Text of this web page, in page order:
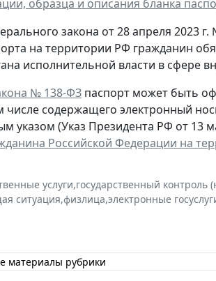
образца и описания бланка
закона от 28 апреля 2023
на территории РФ гражданин
исполнительной власти в сфере
№ 138-ФЗ паспорт может быть
числе содержащего электронный
указом (Указ Президента РФ от 13
Российской Федерации на
услуги,государственный контроль
ситуация,физлица,электронные
материалы рубрики